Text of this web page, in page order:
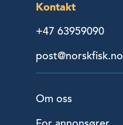
Kontakt
+47 63959090
post@norskfisk.no
Om oss